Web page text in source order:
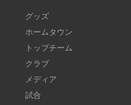
グッズ
ホームタウン
トップチーム
クラブ
メディア
試合